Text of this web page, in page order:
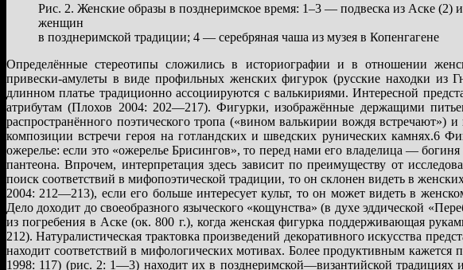
Рис. 2. Женские образы в позднеримское время: 1–3 — подвеска из Аске (2)
женщин
в позднеримской традиции; 4 — серебряная чаша из музея в Копенгагене
Определённые стереотипы сложились в историографии и в отношении
привески-амулеты в виде профильных женских фигурок (русские находки из
длинном платье традиционно ассоциируются с валькириями. Интересной
атрибутам (Плохов 2004: 202—217). Фигурки, изображённые держащими
распространённого поэтического тропа («вином валькирии вождя
композиции встречи героя на готландских и шведских рунических камнях.6
ожерелье: если это «ожерелье Брисингов», то перед нами его владелица —
пантеона. Впрочем, интерпретация здесь зависит по преимуществу от
поиск соответствий в мифопоэтической традиции, то он склонен видеть в
2004: 212—213), если его больше интересует культ, то он может видеть в
Дело доходит до своеобразного языческого «кощунства» (в духе эддической
из погребения в Аске (ок. 800 г.), когда женская фигурка поддерживающая
212). Натуралистическая трактовка произведений декоративного искусства
находит соответствий в мифологических мотивах. Более продуктивным
1998: 117) (рис. 2: 1—3) находит их в позднеримской—византийской